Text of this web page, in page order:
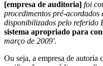
[empresa de auditoria] foi
procedimentos pré-acordados
disponibilizados pelo referido
sistema apropriado para
março de 2009'.
Ou seja, a empresa de